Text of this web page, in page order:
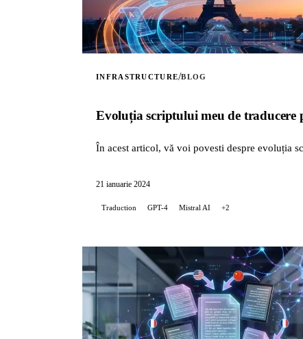
INFRASTRUCTURE/BLOG
Evoluția scriptului meu de
În acest articol, vă voi povesti despre evoluția
21 ianuarie 2024
Traduction GPT-4 Mistral AI +2